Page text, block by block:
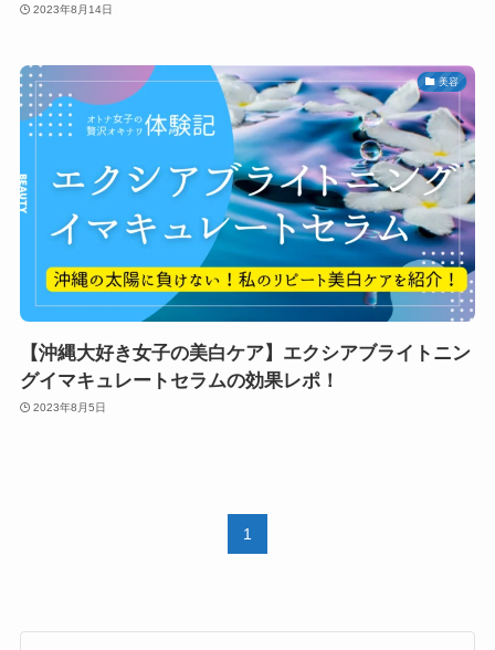
2023年8月14日
美容
【沖縄大好き女子の美白ケア】エクシアブライトニン
グイマキュレートセラムの効果レポ！
2023年8月5日
1